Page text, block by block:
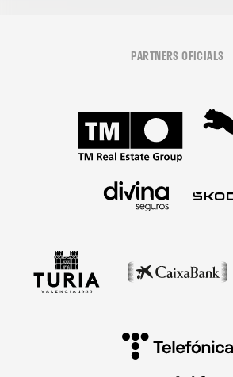
PARTNERS OFICIALS